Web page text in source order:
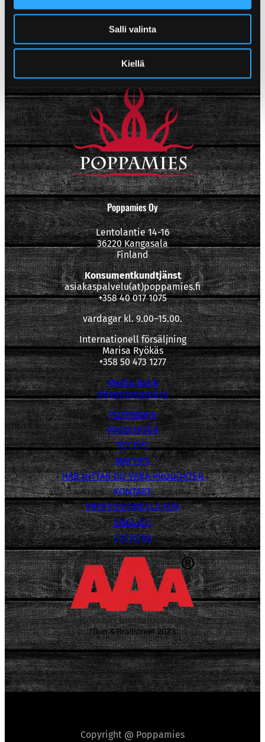
Salli valinta
Kiellä
Poppamies Oy
Lentolantie 14-16
36220 Kangasala
Finland
Konsumentkundtjänst
asiakaspalvelu(at)poppamies.fi
+358 40 017 1075
vardagar kl. 9.00–15.00.
Internationell försäljning
Marisa Ryökäs
+358 50 473 1277
Media Bank
Integritetspolicy
POPPAMIES
PRODUKTER
RECEPT
MATTIPS
HAR HITTAR DU VARA PRODUKTER
KONTAKT
PROFESSIONELLA KÖK
ENGLISH
SVENSKA
Copyright @ Poppamies